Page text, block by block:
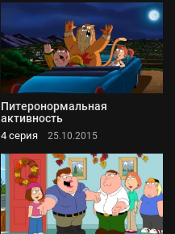
Питеронормальная
активность
4 серия 25.10.2015